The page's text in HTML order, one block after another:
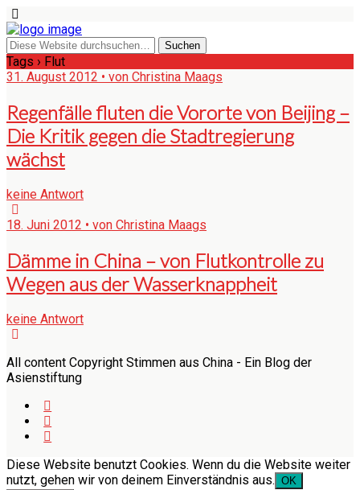
Tags › Flut
31. August 2012 • von Christina Maags
Regenfälle fluten die Vororte von Beijing –
Die Kritik gegen die Stadtregierung
wächst
keine Antwort
18. Juni 2012 • von Christina Maags
Dämme in China – von Flutkontrolle zu
Wegen aus der Wasserknappheit
keine Antwort
All content Copyright Stimmen aus China - Ein Blog der
Asienstiftung
Diese Website benutzt Cookies. Wenn du die Website weiter
nutzt, gehen wir von deinem Einverständnis aus. OK